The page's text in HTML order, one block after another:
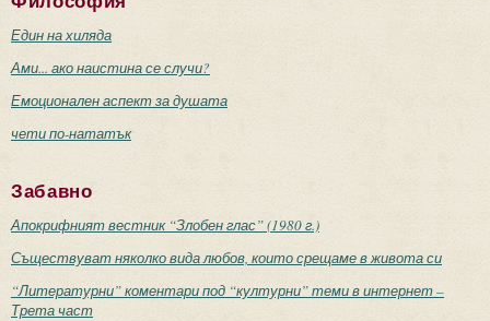
Един на хиляда
Ами... ако наистина се случи?
Емоционален аспект за душата
чети по-нататък
Забавно
Апокрифният вестник “Злобен глас” (1980 г.)
Съществуват няколко вида любов, които срещаме в живота си
“Литературни” коментари под “културни” теми в интернет –
Трета част